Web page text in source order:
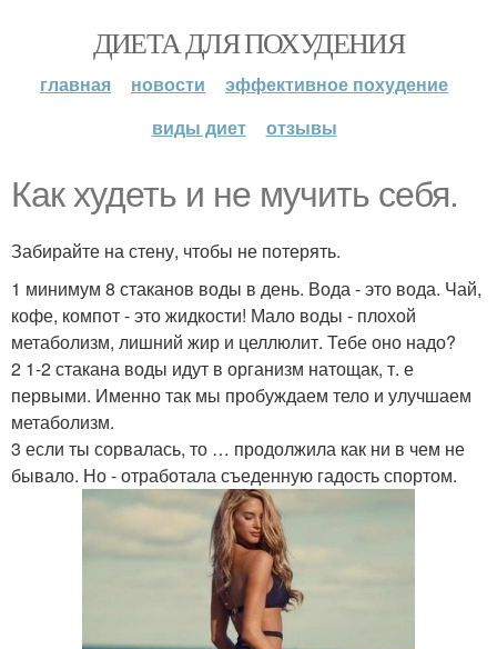
ДИЕТА ДЛЯ ПОХУДЕНИЯ
главная новости
эффективное похудение
виды диет
отзывы
Как худеть и не мучить себя.
Забирайте на стену, чтобы не потерять.
1 минимум 8 стаканов воды в день. Вода - это вода. Чай,
кофе, компот - это жидкости! Мало воды - плохой
метаболизм, лишний жир и целлюлит. Тебе оно надо?
2 1-2 стакана воды идут в организм натощак, т. е
первыми. Именно так мы пробуждаем тело и улучшаем
метаболизм.
3 если ты сорвалась, то … продолжила как ни в чем не
бывало. Но - отработала съеденную гадость спортом.